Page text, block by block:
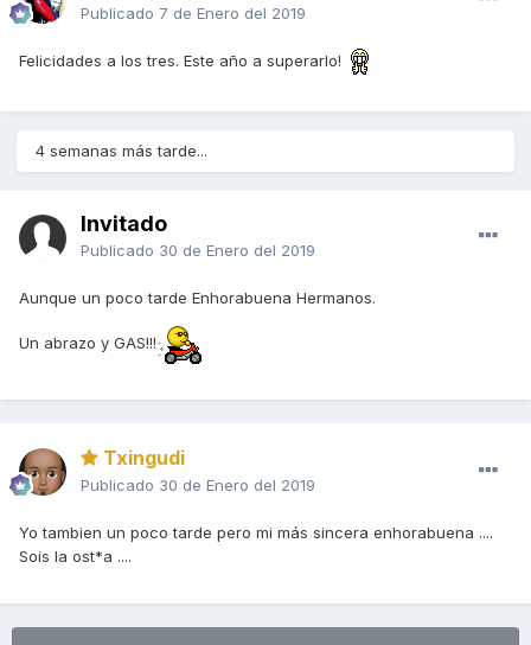
Publicado 7 de Enero del 2019
Felicidades a los tres. Este año a superarlo!
4 semanas más tarde...
Invitado
Publicado 30 de Enero del 2019
Aunque un poco tarde Enhorabuena Hermanos.
Un abrazo y GAS!!!
Txingudi
Publicado 30 de Enero del 2019
Yo tambien un poco tarde pero mi más sincera enhorabuena ....
Sois la ost*a ....